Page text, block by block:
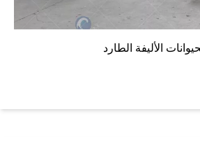
الأليفة الطارد